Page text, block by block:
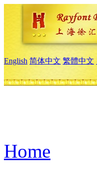
English 简体中文 繁體中文
Home